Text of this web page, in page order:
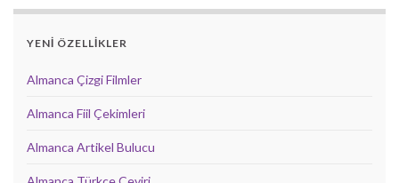
YENİ ÖZELLİKLER
Almanca Çizgi Filmler
Almanca Fiil Çekimleri
Almanca Artikel Bulucu